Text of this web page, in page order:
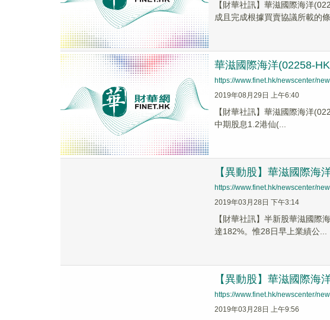
【財華社訊】華滋國際海洋
成且完成根據買賣協議所載的
華滋國際海洋(02258-
https://www.finet.hk/newscenter/
2019年08月29日 上午6:40
【財華社訊】華滋國際海洋
中期股息1.2港仙(...
【異動股】華滋國際海
https://www.finet.hk/newscenter/
2019年03月28日 下午3:14
【財華社訊】半新股華滋國
達182%。惟28日早上業績公...
【異動股】華滋國際海
https://www.finet.hk/newscenter/
2019年03月28日 上午9:56